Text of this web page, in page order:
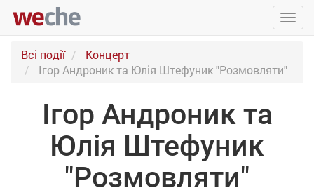
Всі події
Концерт
Ігор Андроник та Юлія Штефуник "Розмовляти"
Ігор Андроник та
Юлія Штефуник
"Розмовляти"